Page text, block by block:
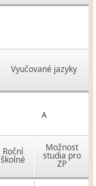
Vyučované jazyky
A
Roční
školné
Možnost
studia pro
ZP